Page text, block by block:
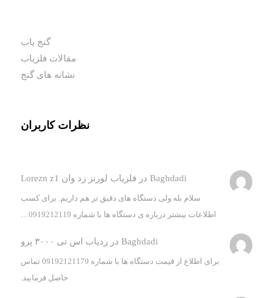
گنج یاب
مقالات فلزیاب
نشانه های گنج
نظرات کاربران
Baghdadi در فلزیاب لورنز زد وان Lorezn z1
سلام بله ولی دستگاه های دقیق تر هم داریم. برای کسب
اطلاعات بیشتر درباره ی دستگاه ها با شماره 0919212119…
Baghdadi درردیاب اس تی ۳۰۰۰ پرو
برای اطلاع از قیمت دستگاه ها با شماره 09192121179 تماس
حاصل فرمایید.